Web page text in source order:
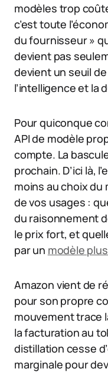
modèles trop
c’est toute
du fournisseur »
devient pas
devient un seuil
l’intelligence et la
Pour quiconque
API de modèle
compte. La
prochain. D’ici là,
moins au choix du
de vos usages :
du raisonnement
le prix fort, et
par un modèle
Amazon vient de
pour son propre
mouvement trace
la facturation au
distillation cesse
marginale pour